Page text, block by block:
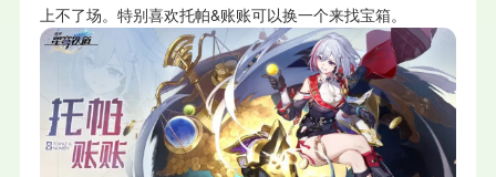
上不了场。特别喜欢托帕&账账可以换一个来找宝箱。